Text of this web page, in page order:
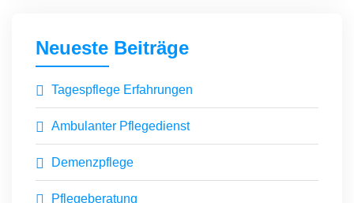
Neueste Beiträge
Tagespflege Erfahrungen
Ambulanter Pflegedienst
Demenzpflege
Pflegeberatung